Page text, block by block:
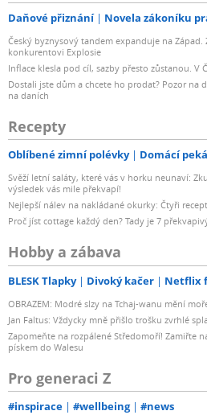
Daňové přiznání Novela zákoníku
Český byznysový tandem expanduje na
konkurentovi Explosie
Inflace klesla pod cíl, sazby přesto zůstanou. V
Dostali jste dům a chcete ho prodat? Pozor na
na daních
Recepty
Oblíbené zimní polévky Domácí
Svěží letní saláty, které vás v horku neunaví:
výsledek vás mile překvapí!
Nejlepší nálev na nakládané okurky: Čtyři
Proč jíst cottage každý den? Tady je 7
Hobby a zábava
BLESK Tlapky Divoký kačer Netflix
OBRAZEM: Modré slzy na Tchaj-wanu mění
Jan Faltus: Vždycky mně přišlo trošku zvrhlé
Zapomeňte na rozpálené Středomoří! Zamiřte
pískem do Walesu
Pro generaci Z
#inspirace #wellbeing #news